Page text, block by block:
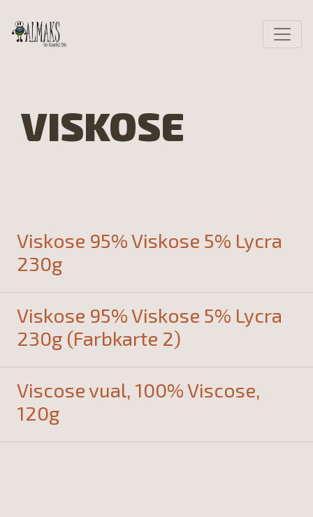
VISKOSE
Viskose 95% Viskose 5% Lycra
230g
Viskose 95% Viskose 5% Lycra
230g (Farbkarte 2)
Viscose vual, 100% Viscose,
120g